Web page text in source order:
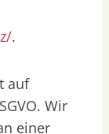
.
auf
Wir
einer